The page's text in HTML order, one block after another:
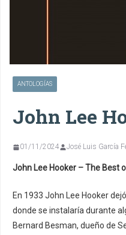
ANTOLOGÍAS
John Lee
01/11/2024 José Luis García
John Lee Hooker – The Best
En 1933 John Lee Hooker
donde se instalaría durante
Bernard Besman, dueño de